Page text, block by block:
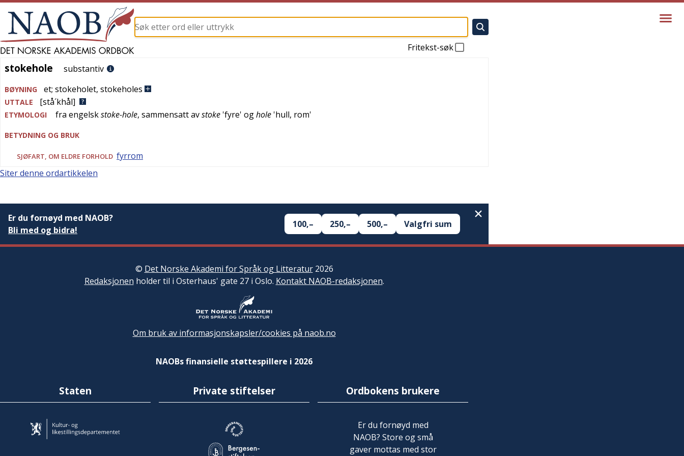
Fritekst-søk
stokehole
stokehole substantiv
BØYNING et; stokeholet, stokeholes
UTTALE [stå´khål]
ETYMOLOGI fra engelskstoke-hole, sammensatt avstoke 'fyre' oghole 'hull, rom'
BETYDNING OG BRUK
SJØFART , OM ELDRE FORHOLD fyrrom
Siter denne ordartikkelen
Er du fornøyd med NAOB?
Bli med og bidra!
100,– 250,– 500,– Valgfri sum
© Det Norske Akademi for Språk og Litteratur2026
Redaksjonen holder til i Osterhaus' gate 27 i Oslo. Kontakt NAOB-redaksjonen.
Om bruk av informasjonskapsler/cookies på naob.no
NAOBs finansielle støttespillere i 2026
Staten Private stiftelser Ordbokens brukere
Er du fornøyd med
NAOB? Store og små
gaver mottas med stor